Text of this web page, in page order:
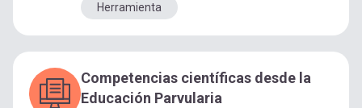
Herramienta
Competencias científicas desde la
Educación Parvularia